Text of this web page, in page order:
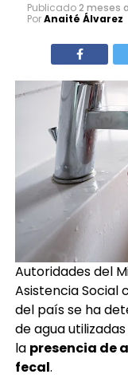
Publicado2 meses
PorAnaité Álvarez
Autoridades del
Asistencia Social
del país se ha
de agua
la presencia de
fecal.